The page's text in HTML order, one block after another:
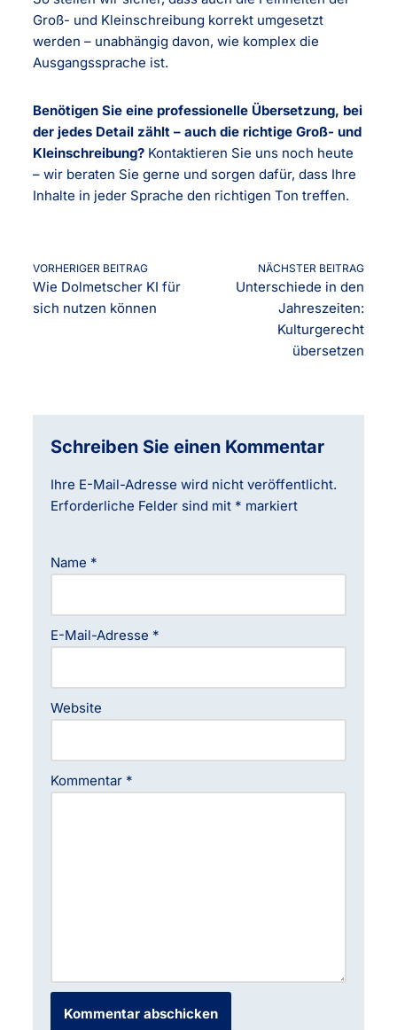
Groß- und Kleinschreibung korrekt umgesetzt
werden – unabhängig davon, wie komplex die
Ausgangssprache ist.
Benötigen Sie eine professionelle Übersetzung, bei
der jedes Detail zählt – auch die richtige Groß- und
Kleinschreibung? Kontaktieren Sie uns noch heute
– wir beraten Sie gerne und sorgen dafür, dass Ihre
Inhalte in jeder Sprache den richtigen Ton treffen.
VORHERIGER BEITRAG
Wie Dolmetscher KI für
sich nutzen können
NÄCHSTER BEITRAG
Unterschiede in den
Jahreszeiten:
Kulturgerecht
übersetzen
Schreiben Sie einen Kommentar
Ihre E-Mail-Adresse wird nicht veröffentlicht.
Erforderliche Felder sind mit * markiert
Name *
E-Mail-Adresse *
Website
Kommentar *